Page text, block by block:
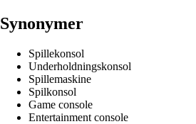
Synonymer
Spillekonsol
Underholdningskonsol
Spillemaskine
Spilkonsol
Game console
Entertainment console